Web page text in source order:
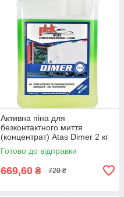
Активна піна для
безконтактного миття
(концентрат) Atas Dimer 2 кг
(8002424003010)
Готово до відправки
669,60 ₴ 720 ₴